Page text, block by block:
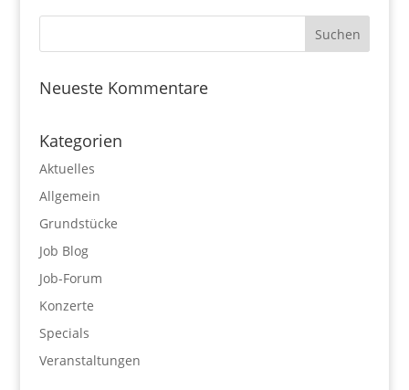
Neueste Kommentare
Kategorien
Aktuelles
Allgemein
Grundstücke
Job Blog
Job-Forum
Konzerte
Specials
Veranstaltungen